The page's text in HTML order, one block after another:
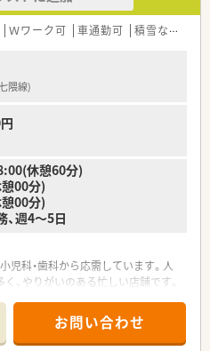
時30分まで、土曜は9時から13時ま
多く、ワークライフバランスを重視
で、残業代は1分単位で支給される
】
時短勤務は小学校1年生終了時まで
す。
、カフェテリアプランなど多様な福
ライベートの時間を充実させたい
験やブランクがあっても安心してス
すめです。
Ｗワーク可 車通勤可 積雪なし
隈線)
休憩60分)
00分)
00分)
週4～5日
児科・歯科から応需しています。人
、やりがいのある忙しい店舗です。
（大分県中津市・山口県山口市に1
お問い合わせ